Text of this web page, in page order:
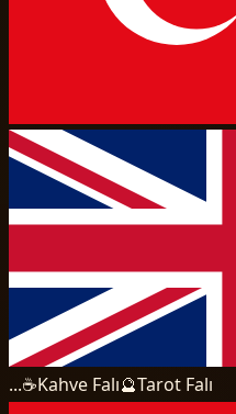
...☕Kahve Falı🔮Tarot Falı